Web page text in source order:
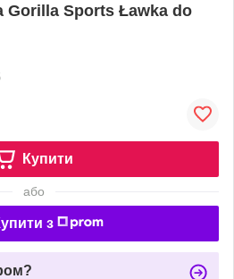
Gorilla Sports Ławka do
Купити
або
з